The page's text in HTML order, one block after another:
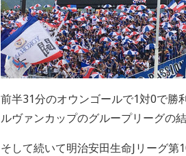
前半31分のオウンゴールで1対0で勝
ルヴァンカップのグループリーグの
そして続いて明治安田生命Jリーグ第